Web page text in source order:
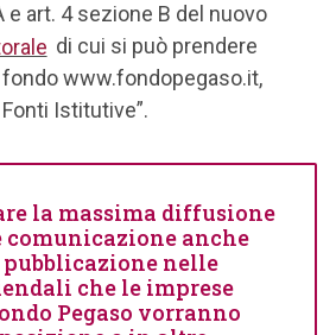
e art. 4 sezione B del nuovo
di cui si può prendere
www.fondopegaso.it,
Istitutive”.
la massima diffusione
comunicazione anche
nelle
che le imprese
Pegaso vorranno